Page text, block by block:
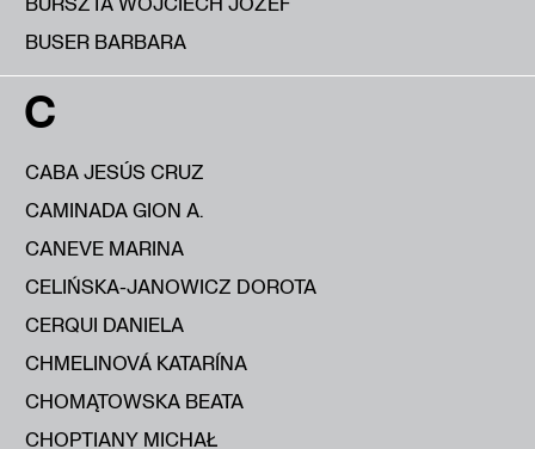
BUSER BARBARA
C
CABA JESÚS CRUZ
CAMINADA GION A.
CANEVE MARINA
CELIŃSKA-JANOWICZ DOROTA
CERQUI DANIELA
CHMELINOVÁ KATARÍNA
CHOMĄTOWSKA BEATA
CHOPTIANY MICHAŁ